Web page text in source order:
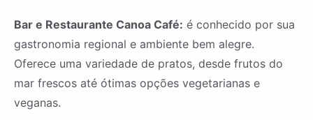
Bar e Restaurante Canoa Café: é conhecido por sua
gastronomia regional e ambiente bem alegre.
Oferece uma variedade de pratos, desde frutos do
mar frescos até ótimas opções vegetarianas e
veganas.